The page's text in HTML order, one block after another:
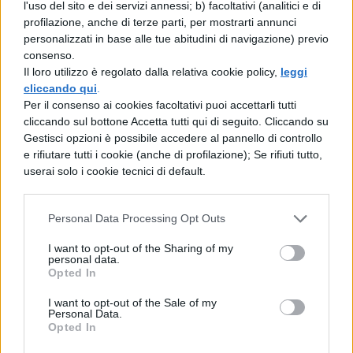
l'uso del sito e dei servizi annessi; b) facoltativi (analitici e di
profilazione, anche di terze parti, per mostrarti annunci
personalizzati in base alle tue abitudini di navigazione) previo
consenso.
Il loro utilizzo è regolato dalla relativa cookie policy, leggi
cliccando qui
Per il consenso ai cookies facoltativi puoi accettarli tutti
cliccando sul bottone Accetta tutti qui di seguito. Cliccando su
Gestisci opzioni è possibile accedere al pannello di controllo
e rifiutare tutti i cookie (anche di profilazione); Se rifiuti tutto,
userai solo i cookie tecnici di default.
Personal Data Processing Opt Outs
I want to opt-out of the Sharing of my
personal data.
Opted In
I want to opt-out of the Sale of my
Personal Data.
Opted In
in corso tra molti docenti: ripensare
completamente l’approccio ai compiti
domestici.“Ho deciso che il prossimo
anno scolastico non darò più compiti a
casa, dovranno svolgere tutto in
classe!”, annuncia un insegnante,
esprimendo una tendenza sempre più
diffusa.
“oggi più che mai ci
giochiamo tutto in aula” sta
guadagnando terreno. Il lavoro scolastico
domestico, spesso condizionato da aiuti
esterni e strumenti digitali, perde credibilità